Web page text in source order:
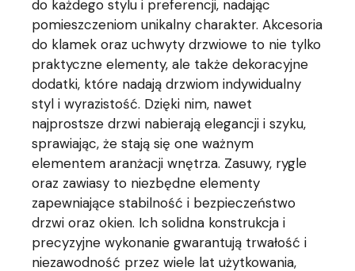
do każdego stylu i preferencji, nadając
pomieszczeniom unikalny charakter. Akcesoria
do klamek oraz uchwyty drzwiowe to nie tylko
praktyczne elementy, ale także dekoracyjne
dodatki, które nadają drzwiom indywidualny
styl i wyrazistość. Dzięki nim, nawet
najprostsze drzwi nabierają elegancji i szyku,
sprawiając, że stają się one ważnym
elementem aranżacji wnętrza. Zasuwy, rygle
oraz zawiasy to niezbędne elementy
zapewniające stabilność i bezpieczeństwo
drzwi oraz okien. Ich solidna konstrukcja i
precyzyjne wykonanie gwarantują trwałość i
niezawodność przez wiele lat użytkowania,